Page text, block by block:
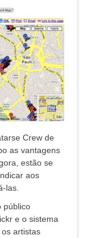
Crew de
as vantagens
estão se
aos
las.
público
e o sistema
artistas